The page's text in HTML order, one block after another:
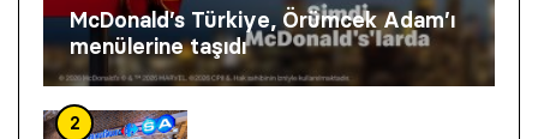
McDonald’s Türkiye, Örümcek Adam’ı
menülerine taşıdı
2